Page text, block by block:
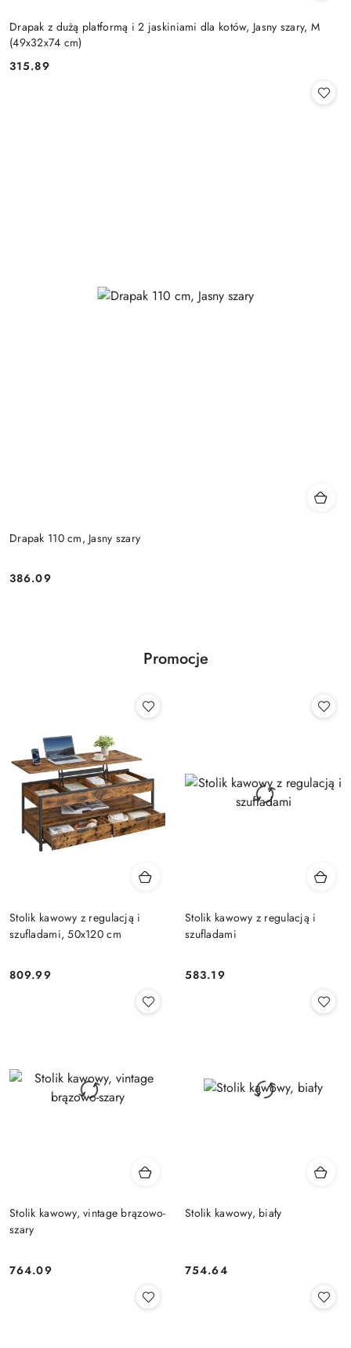
Drapak z dużą platformą i 2 jaskiniami dla kotów, Jasny szary, M
(49x32x74 cm)
Cena:
315.89
Drapak 110 cm, Jasny szary
Cena:
386.09
Promocje
Stolik kawowy z regulacją i
szufladami, 50x120 cm
Cena:
809.99
Stolik kawowy z regulacją i
szufladami
Cena:
583.19
Stolik kawowy, vintage brązowo-
szary
Cena:
764.09
Stolik kawowy, biały
Cena:
754.64